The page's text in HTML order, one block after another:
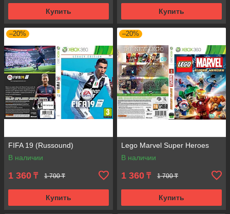
Купить Купить
–20%
FIFA 19 (Russound)
В наличии
1 360 ₸ 1 700 ₸
Купить
–20%
Lego Marvel Super Heroes
В наличии
1 360 ₸ 1 700 ₸
Купить